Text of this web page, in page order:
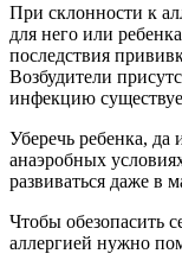
При склонности к
для него или
последствия
Возбудители
инфекцию
Уберечь ребенка, да
анаэробных
развиваться даже в
Чтобы обезопасить
аллергией нужно